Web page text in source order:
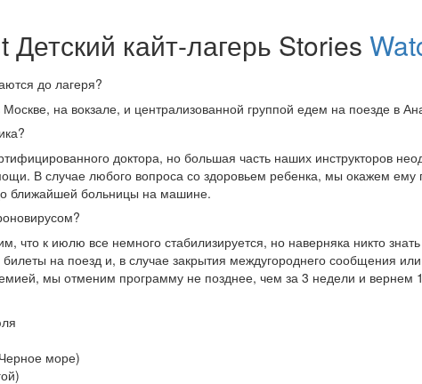
Детский кайт-лагерь Stories
до лагеря?
на вокзале, и централизованной группой едем на поезде в
доктора, но большая часть наших инструкторов
В случае любого вопроса со здоровьем ребенка, мы окажем
ближайшей больницы на машине.
что к июлю все немного стабилизируется, но наверняка никто
на поезд и, в случае закрытия междугороднего сообщения или
мы отменим программу не позднее, чем за 3 недели и вернем
море)